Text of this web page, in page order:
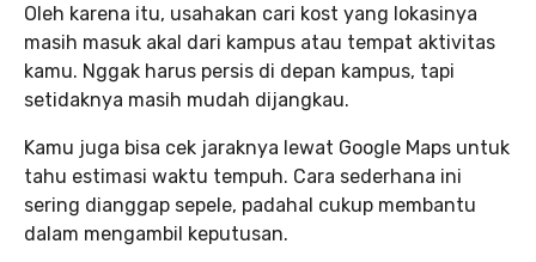
Oleh karena itu, usahakan cari kost yang lokasinya
masih masuk akal dari kampus atau tempat aktivitas
kamu. Nggak harus persis di depan kampus, tapi
setidaknya masih mudah dijangkau.
Kamu juga bisa cek jaraknya lewat Google Maps untuk
tahu estimasi waktu tempuh. Cara sederhana ini
sering dianggap sepele, padahal cukup membantu
dalam mengambil keputusan.